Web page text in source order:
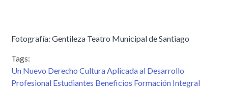
Fotografía: Gentileza Teatro Municipal de Santiago
Tags:
Un Nuevo Derecho Cultura Aplicada al Desarrollo
Profesional Estudiantes Beneficios Formación Integral